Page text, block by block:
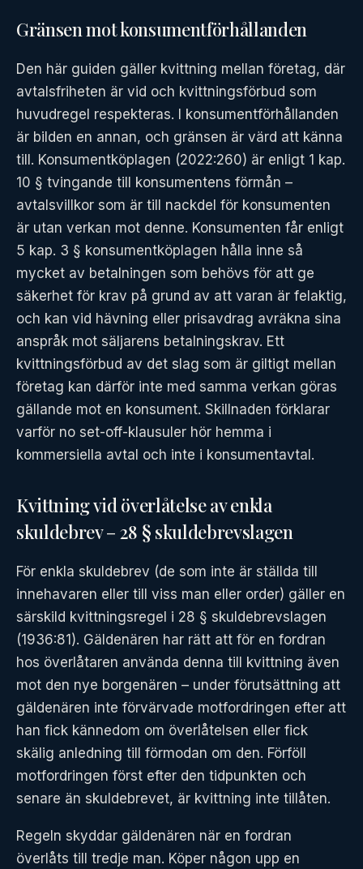
Gränsen mot konsumentförhållanden
Den här guiden gäller kvittning mellan företag, där
avtalsfriheten är vid och kvittningsförbud som
huvudregel respekteras. I konsumentförhållanden
är bilden en annan, och gränsen är värd att känna
till. Konsumentköplagen (2022:260) är enligt 1 kap.
10 § tvingande till konsumentens förmån –
avtalsvillkor som är till nackdel för konsumenten
är utan verkan mot denne. Konsumenten får enligt
5 kap. 3 § konsumentköplagen hålla inne så
mycket av betalningen som behövs för att ge
säkerhet för krav på grund av att varan är felaktig,
och kan vid hävning eller prisavdrag avräkna sina
anspråk mot säljarens betalningskrav. Ett
kvittningsförbud av det slag som är giltigt mellan
företag kan därför inte med samma verkan göras
gällande mot en konsument. Skillnaden förklarar
varför no set-off-klausuler hör hemma i
kommersiella avtal och inte i konsumentavtal.
Kvittning vid överlåtelse av enkla
skuldebrev – 28 § skuldebrevslagen
För enkla skuldebrev (de som inte är ställda till
innehavaren eller till viss man eller order) gäller en
särskild kvittningsregel i 28 § skuldebrevslagen
(1936:81). Gäldenären har rätt att för en fordran
hos överlåtaren använda denna till kvittning även
mot den nye borgenären – under förutsättning att
gäldenären inte förvärvade motfordringen efter att
han fick kännedom om överlåtelsen eller fick
skälig anledning till förmodan om den. Förföll
motfordringen först efter den tidpunkten och
senare än skuldebrevet, är kvittning inte tillåten.
Regeln skyddar gäldenären när en fordran
överlåts till tredje man. Köper någon upp en